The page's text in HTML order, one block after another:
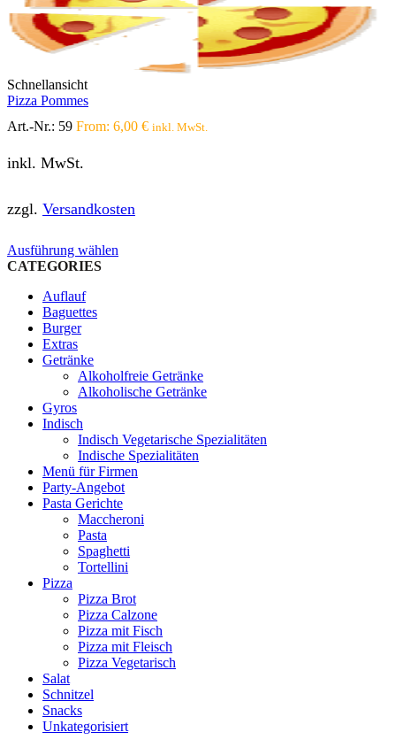
Schnellansicht
Pizza Pommes
Art.-Nr.: 59 From: 6,00 € inkl. MwSt.
inkl. MwSt.
zzgl. Versandkosten
Ausführung wählen
können
auf
gewählt
werden
CATEGORIES
Auflauf
Baguettes
Burger
Extras
Getränke
Alkoholfreie Getränke
Alkoholische Getränke
Gyros
Indisch
Indisch Vegetarische Spezialitäten
Indische Spezialitäten
Menü für Firmen
Party-Angebot
Pasta Gerichte
Maccheroni
Pasta
Spaghetti
Tortellini
Pizza
Pizza Brot
Pizza Calzone
Pizza mit Fisch
Pizza mit Fleisch
Pizza Vegetarisch
Salat
Schnitzel
Snacks
Unkategorisiert